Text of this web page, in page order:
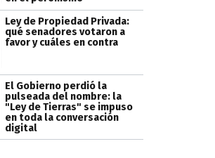
Ley de Propiedad Privada:
qué senadores votaron a
favor y cuáles en contra
El Gobierno perdió la
pulseada del nombre: la
"Ley de Tierras" se impuso
en toda la conversación
digital